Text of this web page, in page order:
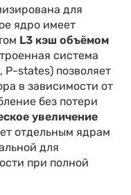
для
ядро имеет
L3 кэш объёмом
система
states) позволяет
в зависимости от
без потери
увеличение
отдельным ядрам
для
при полной